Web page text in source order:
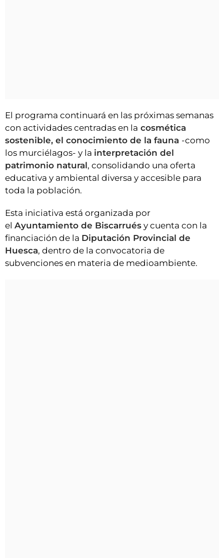
El programa continuará en las próximas semanas
con actividades centradas en la cosmética
sostenible, el conocimiento de la fauna -como
los murciélagos- y la interpretación del
patrimonio natural, consolidando una oferta
educativa y ambiental diversa y accesible para
toda la población.
Esta iniciativa está organizada por
el Ayuntamiento de Biscarrués y cuenta con la
financiación de la Diputación Provincial de
Huesca, dentro de la convocatoria de
subvenciones en materia de medioambiente.